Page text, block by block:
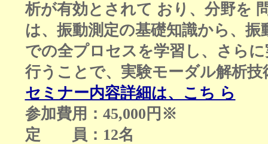
析が有効とされて おり、分野を
は、振動測定の基礎知識から、
での全プロセスを学習し、さら
行うことで、実験モーダル解析
セミナー内容詳細は、こち ら
参加費用：45,000円※
定 員：12名